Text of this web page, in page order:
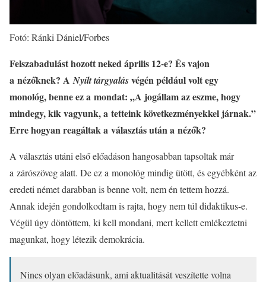
Fotó: Ránki Dániel/Forbes
Felszabadulást hozott neked április 12-e? És vajon
a nézőknek? ANyílt tárgyalásvégén például volt egy
monológ, benne ez a mondat: „A jogállam az eszme, hogy
mindegy, kik vagyunk, a tetteink következményekkel járnak.”
Erre hogyan reagáltak a választás után a nézők?
A választás utáni első előadáson hangosabban tapsoltak már
a zárószöveg alatt. De ez a monológ mindig ütött, és egyébként az
eredeti német darabban is benne volt, nem én tettem hozzá.
Annak idején gondolkodtam is rajta, hogy nem túl didaktikus-e.
Végül úgy döntöttem, ki kell mondani, mert kellett emlékeztetni
magunkat, hogy létezik demokrácia.
Nincs olyan előadásunk, ami aktualitását veszítette volna